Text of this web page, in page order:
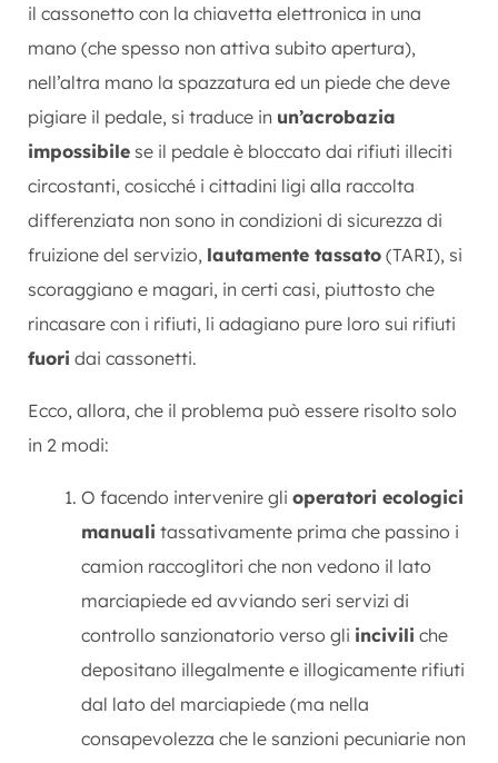
il cassonetto con la chiavetta elettronica in una
mano (che spesso non attiva subito apertura),
nell’altra mano la spazzatura ed un piede che deve
pigiare il pedale, si traduce in un’acrobazia
impossibile se il pedale è bloccato dai rifiuti illeciti
circostanti, cosicché i cittadini ligi alla raccolta
differenziata non sono in condizioni di sicurezza di
fruizione del servizio, lautamente tassato (TARI), si
scoraggiano e magari, in certi casi, piuttosto che
rincasare con i rifiuti, li adagiano pure loro sui rifiuti
fuori dai cassonetti.
Ecco, allora, che il problema può essere risolto solo
in 2 modi:
O facendo intervenire gli operatori ecologici
manuali tassativamente prima che passino i
camion raccoglitori che non vedono il lato
marciapiede ed avviando seri servizi di
controllo sanzionatorio verso gli incivili che
depositano illegalmente e illogicamente rifiuti
dal lato del marciapiede (ma nella
consapevolezza che le sanzioni pecuniarie non